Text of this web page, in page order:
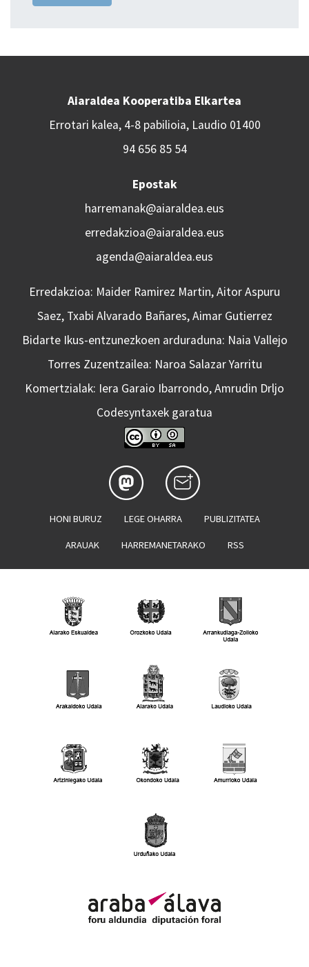
Aiaraldea Kooperatiba Elkartea
Errotari kalea, 4-8 pabilioia, Laudio 01400
94 656 85 54
Epostak
harremanak@aiaraldea.eus
erredakzioa@aiaraldea.eus
agenda@aiaraldea.eus
Erredakzioa: Maider Ramirez Martin, Aitor Aspuru
Saez, Txabi Alvarado Bañares, Aimar Gutierrez
Bidarte Ikus-entzunezkoen arduraduna: Naia Vallejo
Torres Zuzentzailea: Naroa Salazar Yarritu
Komertzialak: Iera Garaio Ibarrondo, Amrudin Drljo
Codesyntaxek garatua
HONI BURUZ LEGE OHARRA PUBLIZITATEA
ARAUAK HARREMANETARAKO RSS